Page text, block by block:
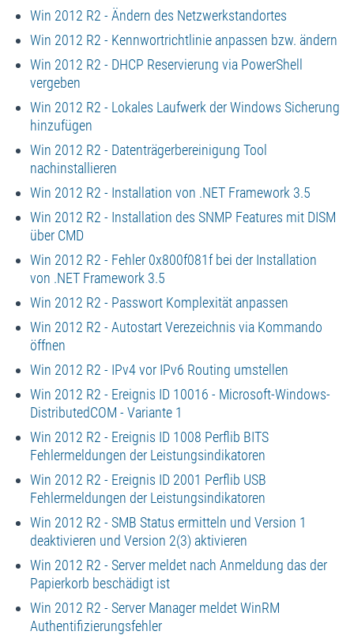
Win 2012 R2 - Ändern des Netzwerkstandortes
Win 2012 R2 - Kennwortrichtlinie anpassen bzw. ändern
Win 2012 R2 - DHCP Reservierung via PowerShell
vergeben
Win 2012 R2 - Lokales Laufwerk der Windows Sicherung
hinzufügen
Win 2012 R2 - Datenträgerbereinigung Tool
nachinstallieren
Win 2012 R2 - Installation von .NET Framework 3.5
Win 2012 R2 - Installation des SNMP Features mit DISM
über CMD
Win 2012 R2 - Fehler 0x800f081f bei der Installation
von .NET Framework 3.5
Win 2012 R2 - Passwort Komplexität anpassen
Win 2012 R2 - Autostart Verezeichnis via Kommando
öffnen
Win 2012 R2 - IPv4 vor IPv6 Routing umstellen
Win 2012 R2 - Ereignis ID 10016 - Microsoft-Windows-
DistributedCOM - Variante 1
Win 2012 R2 - Ereignis ID 1008 Perflib BITS
Fehlermeldungen der Leistungsindikatoren
Win 2012 R2 - Ereignis ID 2001 Perflib USB
Fehlermeldungen der Leistungsindikatoren
Win 2012 R2 - SMB Status ermitteln und Version 1
deaktivieren und Version 2(3) aktivieren
Win 2012 R2 - Server meldet nach Anmeldung das der
Papierkorb beschädigt ist
Win 2012 R2 - Server Manager meldet WinRM
Authentifizierungsfehler